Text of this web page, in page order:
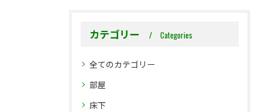
カテゴリー Categories
全てのカテゴリー
部屋
床下